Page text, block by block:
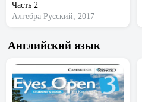
Часть 2
Алгебра Русский, 2017
Английский язык